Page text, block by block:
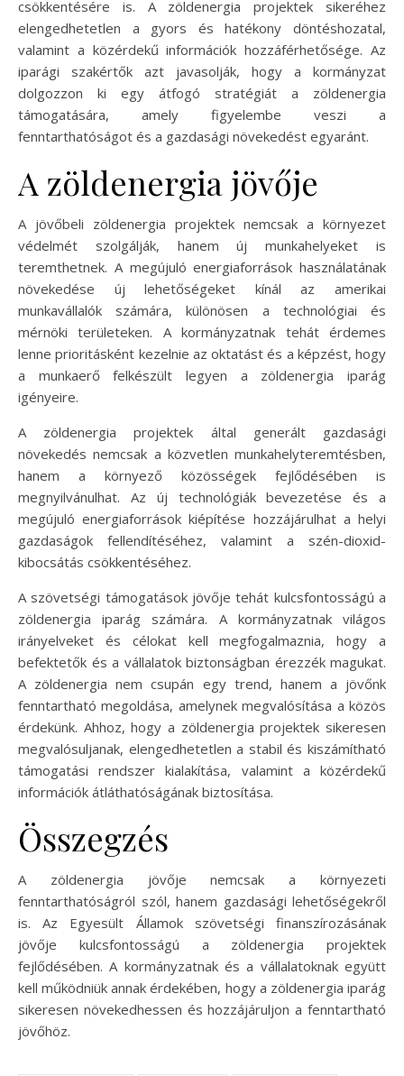
csökkentésére is. A zöldenergia projektek sikeréhez
elengedhetetlen a gyors és hatékony döntéshozatal,
valamint a közérdekű információk hozzáférhetősége. Az
iparági szakértők azt javasolják, hogy a kormányzat
dolgozzon ki egy átfogó stratégiát a zöldenergia
támogatására, amely figyelembe veszi a
fenntarthatóságot és a gazdasági növekedést egyaránt.
A zöldenergia jövője
A jövőbeli zöldenergia projektek nemcsak a környezet
védelmét szolgálják, hanem új munkahelyeket is
teremthetnek. A megújuló energiaforrások használatának
növekedése új lehetőségeket kínál az amerikai
munkavállalók számára, különösen a technológiai és
mérnöki területeken. A kormányzatnak tehát érdemes
lenne prioritásként kezelnie az oktatást és a képzést, hogy
a munkaerő felkészült legyen a zöldenergia iparág
igényeire.
A zöldenergia projektek által generált gazdasági
növekedés nemcsak a közvetlen munkahelyteremtésben,
hanem a környező közösségek fejlődésében is
megnyilvánulhat. Az új technológiák bevezetése és a
megújuló energiaforrások kiépítése hozzájárulhat a helyi
gazdaságok fellendítéséhez, valamint a szén-dioxid-
kibocsátás csökkentéséhez.
A szövetségi támogatások jövője tehát kulcsfontosságú a
zöldenergia iparág számára. A kormányzatnak világos
irányelveket és célokat kell megfogalmaznia, hogy a
befektetők és a vállalatok biztonságban érezzék magukat.
A zöldenergia nem csupán egy trend, hanem a jövőnk
fenntartható megoldása, amelynek megvalósítása a közös
érdekünk. Ahhoz, hogy a zöldenergia projektek sikeresen
megvalósuljanak, elengedhetetlen a stabil és kiszámítható
támogatási rendszer kialakítása, valamint a közérdekű
információk átláthatóságának biztosítása.
Összegzés
A zöldenergia jövője nemcsak a környezeti
fenntarthatóságról szól, hanem gazdasági lehetőségekről
is. Az Egyesült Államok szövetségi finanszírozásának
jövője kulcsfontosságú a zöldenergia projektek
fejlődésében. A kormányzatnak és a vállalatoknak együtt
kell működniük annak érdekében, hogy a zöldenergia iparág
sikeresen növekedhessen és hozzájáruljon a fenntartható
jövőhöz.